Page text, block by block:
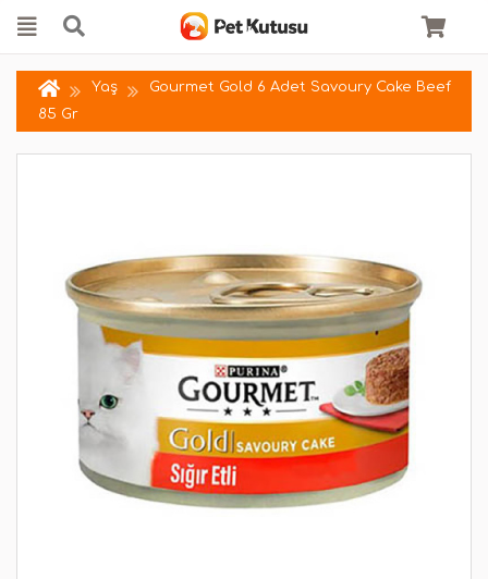
Yaş
Gourmet Gold 6 Adet Savoury Cake Beef
85 Gr